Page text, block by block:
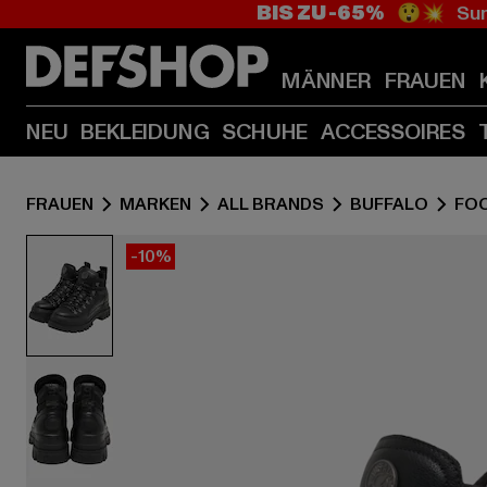
BIS ZU -65% 😲💥
MÄNNER FRAUEN
NEU BEKLEIDUNG SCHUHE ACCESSOIRES
FRAUEN MARKEN ALL BRANDS BUFFALO
-10%